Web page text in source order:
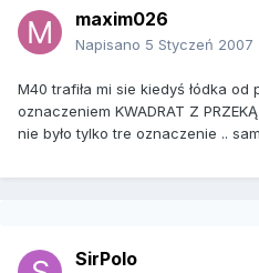
maxim026
Napisano 5 Styczeń 2007
M40 trafiła mi sie kiedyś łódka od
oznaczeniem KWADRAT Z
nie było tylko tre oznaczenie ..
SirPolo